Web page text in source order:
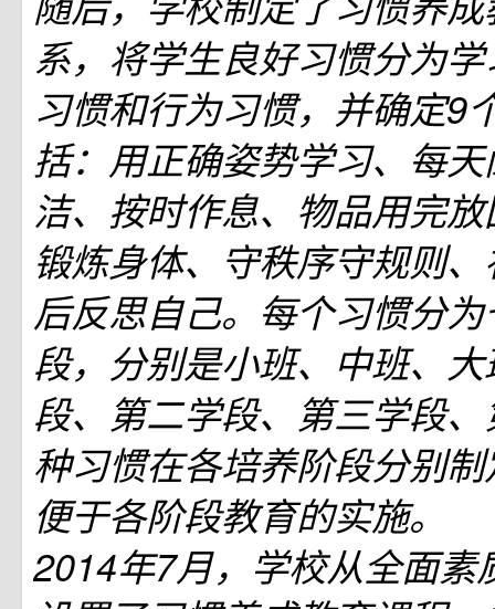
系，将学生良好习惯分为
习惯和行为习惯，并确定9
括：用正确姿势学习、每
洁、按时作息、物品用完
锻炼身体、守秩序守规则
后反思自己。每个习惯分
段，分别是小班、中班、
段、第二学段、第三学段
种习惯在各培养阶段分别
便于各阶段教育的实施。
2014年7月，学校从全面素